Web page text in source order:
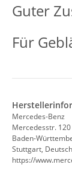
Guter
Für
Mercedes-Benz
Mercedesstr. 120
Baden-
Stuttgart,
https://